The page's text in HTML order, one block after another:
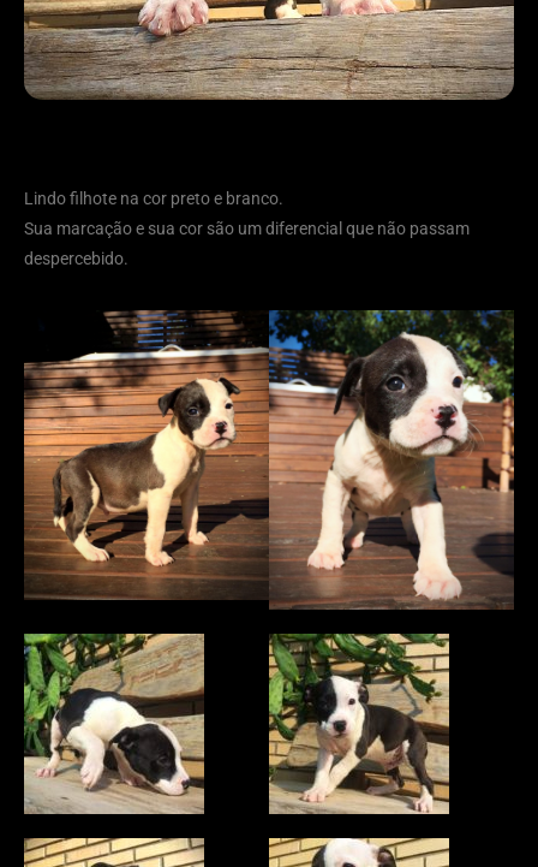
Lindo filhote na cor preto e branco.
Sua marcação e sua cor são um diferencial que não passam
despercebido.